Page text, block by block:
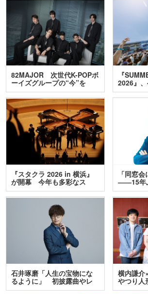
82MAJOR 次世代K-POPボ
ーイズグループの“今”を
訊…
『
2026』
『スタクラ 2026 in 横浜』
が開幕 今年も多彩なス
テ…
「同窓
――15年
石井琢磨「人生の宝物にな
るように」 初披露曲やレ
ア…
横内謙介
やつり
人…